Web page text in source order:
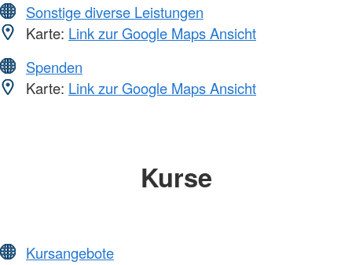
Sonstige diverse Leistungen
Karte: Link zur Google Maps Ansicht
Spenden
Karte: Link zur Google Maps Ansicht
Kurse
Kursangebote